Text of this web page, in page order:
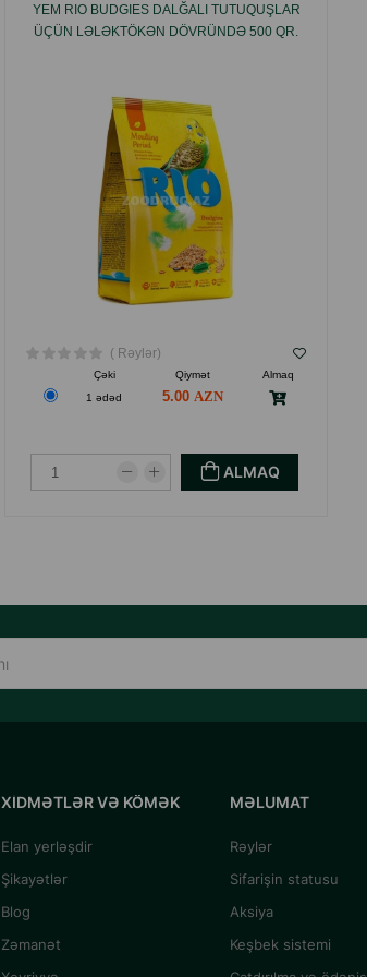
YEM RIO BUDGIES DALĞALI TUTUQUŞLAR
ÜÇÜN LƏLƏKTÖKƏN DÖVRÜNDƏ 500 QR.
( Rəylər)
Çəki Qiymət
Almaq
1 ədəd
5.00
ALMAQ
XIDMƏTLƏR VƏ KÖMƏK
Elan yerləşdir
Şikayətlər
Blog
Zəmanət
MƏLUMAT
Rəylər
Sifarişin statusu
Aksiya
Keşbek sistemi